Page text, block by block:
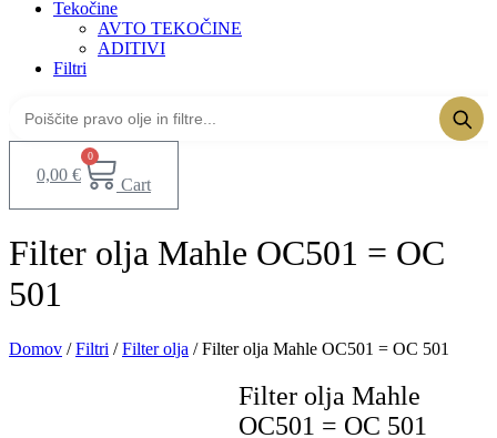
Tekočine
AVTO TEKOČINE
ADITIVI
Filtri
0,00 €
0
Cart
Filter olja Mahle OC501 = OC
501
Domov /Filtri /Filter olja / Filter olja Mahle OC501 = OC 501
Filter olja Mahle
OC501 = OC 501